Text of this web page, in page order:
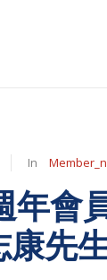
In
年會
康先